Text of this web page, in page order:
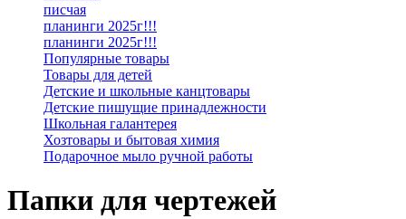
писчая
планинги 2025г!!!
планинги 2025г!!!
Популярные товары
Товары для детей
Детские и школьные канцтовары
Детские пишущие принадлежности
Школьная галантерея
Хозтовары и бытовая химия
Подарочное мыло ручной работы
Папки для чертежей